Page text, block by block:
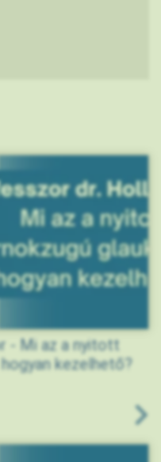
- Mi az a nyitott
kezelhető?